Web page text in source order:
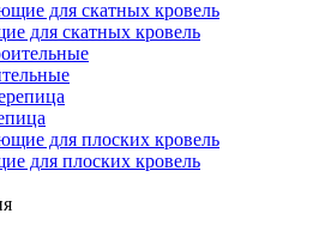
для скатных кровель
для плоских кровель